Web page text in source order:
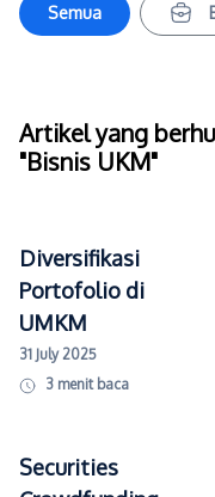
Semua
Artikel yang
"Bisnis UKM"
Diversifikasi
Portofolio di
UMKM
31 July 2025
3 menit baca
Securities